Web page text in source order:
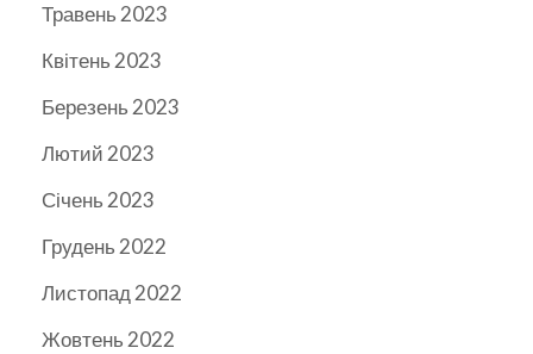
Травень 2023
Квітень 2023
Березень 2023
Лютий 2023
Січень 2023
Грудень 2022
Листопад 2022
Жовтень 2022